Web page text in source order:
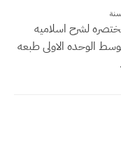
لشرح اسلاميه
الوحده الاولى طبعه